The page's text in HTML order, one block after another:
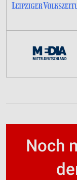
Noch